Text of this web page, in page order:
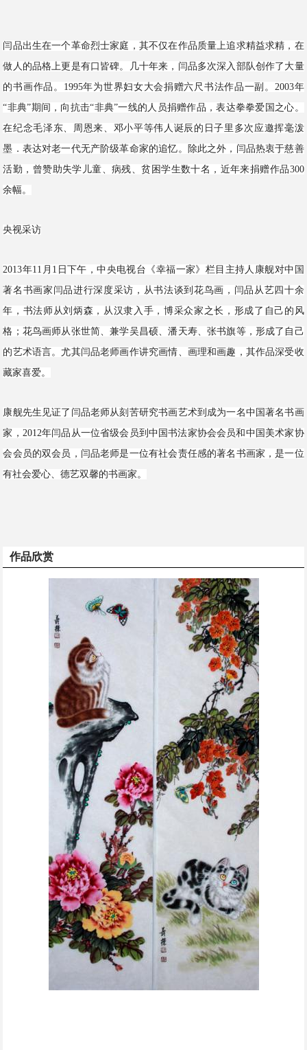
闫品出生在一个革命烈士家庭，其不仅在作品质量上追求精益求精，在
做人的品格上更是有口皆碑。几十年来，闫品多次深入部队创作了大量
的书画作品。1995年为世界妇女大会捐赠六尺书法作品一副。2003年
“非典”期间，向抗击“非典”一线的人员捐赠作品，表达拳拳爱国之心。
在纪念毛泽东、周恩来、邓小平等伟人诞辰的日子里多次应邀挥毫泼
墨．表达对老一代无产阶级革命家的追忆。除此之外，闫品热衷于慈善
活勤，曾赞助失学儿童、病残、贫困学生数十名，近年来捐赠作品300
余幅。
央视采访
2013年11月1日下午，中央电视台《幸福一家》栏目主持人康舰对中国
著名书画家闫品进行深度采访，从书法谈到花鸟画，闫品从艺四十余
年，书法师从刘炳森，从汉隶入手，博采众家之长，形成了自己的风
格；花鸟画师从张世简、兼学吴昌硕、潘天寿、张书旗等，形成了自己
的艺术语言。尤其闫品老师画作讲究画情、画理和画趣，其作品深受收
藏家喜爱。
康舰先生见证了闫品老师从刻苦研究书画艺术到成为一名中国著名书画
家，2012年闫品从一位省级会员到中国书法家协会会员和中国美术家协
会会员的双会员，闫品老师是一位有社会责任感的著名书画家，是一位
有社会爱心、德艺双馨的书画家。
作品欣赏